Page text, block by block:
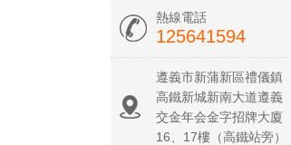
熱線電話
125641594
遵義市新蒲新區禮儀鎮
高鐵新城新南大道遵義
交金年会金字招牌大廈
16、17樓（高鐵站旁）